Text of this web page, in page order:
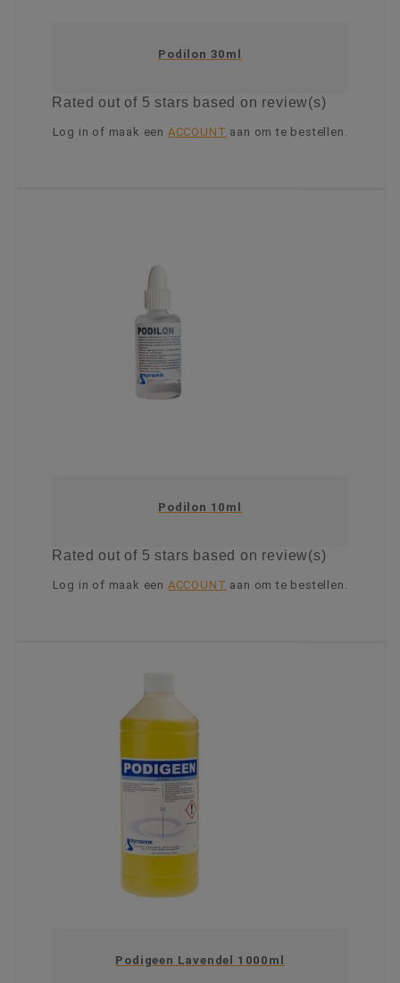
Podilon 30ml
Ratedout of 5 stars based on review(s)
Log in of maak een ACCOUNT aan om te bestellen.
Podilon 10ml
Ratedout of 5 stars based on review(s)
Log in of maak een ACCOUNT aan om te bestellen.
Podigeen Lavendel 1000ml